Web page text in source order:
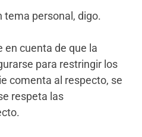
tema personal, digo.
en cuenta de que la
para restringir los
comenta al respecto, se
respeta las